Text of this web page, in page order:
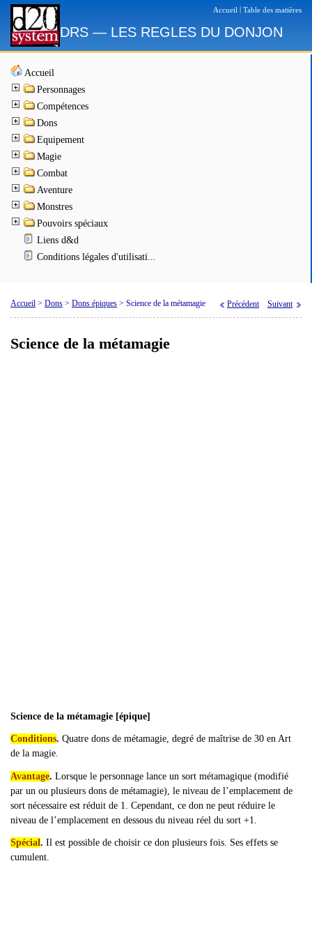
Accueil Table des matières
DRS — LES REGLES DU DONJON
Accueil
Personnages
Compétences
Dons
Equipement
Magie
Combat
Aventure
Monstres
Pouvoirs spéciaux
Liens d&d
Conditions légales d'utilisati...
Accueil > Dons > Dons épiques > Science de la métamagie Précédent Suivant
Science de la métamagie
Science de la métamagie [épique]
Conditions. Quatre dons de métamagie, degré de maîtrise de 30 en Art
de la magie.
Avantage. Lorsque le personnage lance un sort métamagique (modifié
par un ou plusieurs dons de métamagie), le niveau de l’emplacement de
sort nécessaire est réduit de 1. Cependant, ce don ne peut réduire le
niveau de l’emplacement en dessous du niveau réel du sort +1.
Spécial . Il est possible de choisir ce don plusieurs fois. Ses effets se
cumulent.